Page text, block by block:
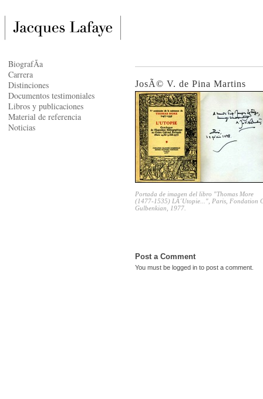
JosÃ© V. de Pina Martins
Portada de imagen del libro "Thomas More
(1477-1535) LÂ´Utopie...", Paris, Fondation
Gulbenkian, 1977.
Post a Comment
You must be logged in to post a comment.
BiografÃ­a
Carrera
Distinciones
Documentos testimoniales
Libros y publicaciones
Material de referencia
Noticias